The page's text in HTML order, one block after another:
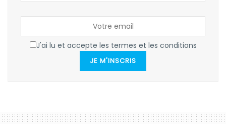
J'ai lu et accepte les termes et les conditions
JE M'INSCRIS